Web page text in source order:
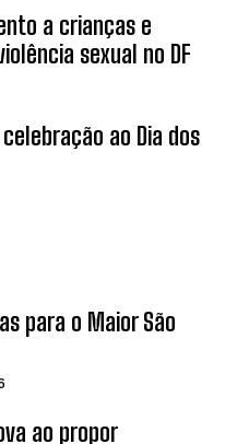
a crianças e
sexual no DF
ao Dia dos
para o Maior São
ao propor